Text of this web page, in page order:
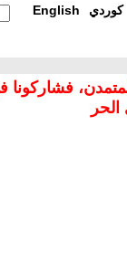
English كوردي